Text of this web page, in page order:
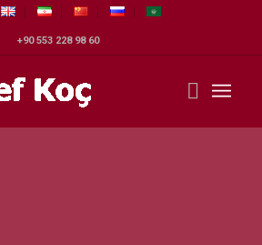
+90 553 228 98 60